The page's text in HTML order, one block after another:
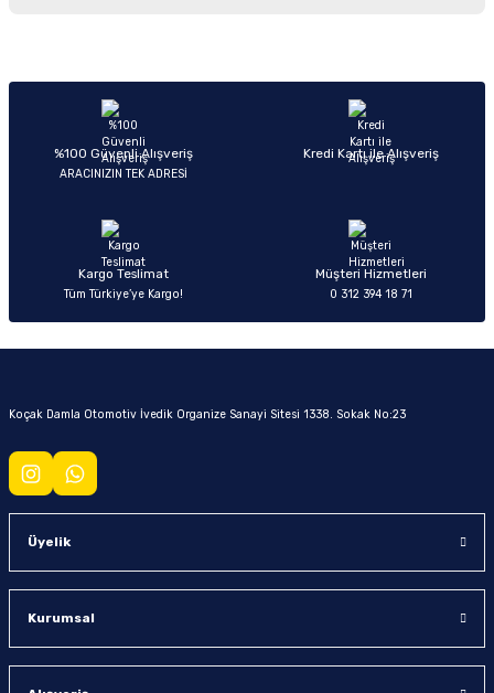
Ürün hakkında henüz soru sorulmamış.
%100 Güvenli Alışveriş
ARACINIZIN TEK ADRESİ
Kredi Kartı ile Alışveriş
Kargo Teslimat
Tüm Türkiye’ye Kargo!
Müşteri Hizmetleri
0 312 394 18 71
Koçak Damla Otomotiv İvedik Organize Sanayi Sitesi 1338. Sokak No:23
Üyelik
Kurumsal